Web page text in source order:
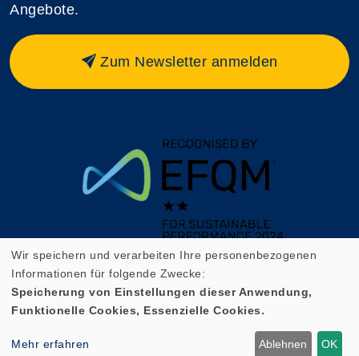
Angebote.
Zum Newsletter anmelden
Cookie Einstellungen
Wir speichern und verarbeiten Ihre personenbezogenen
Informationen für folgende Zwecke:
Speicherung von Einstellungen dieser Anwendung,
Funktionelle Cookies, Essenzielle Cookies.
Mehr erfahren Ablehnen OK